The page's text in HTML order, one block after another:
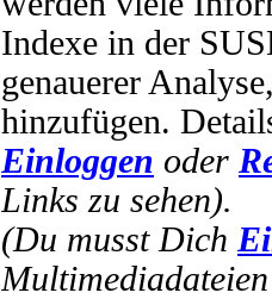
Indexe in der
genauerer
hinzufügen.
Einloggen oder
Links zu sehen).
(Du musst Dich